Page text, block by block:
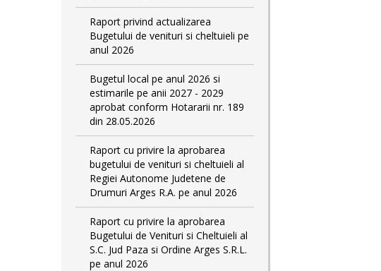
Raport privind actualizarea
Bugetului de venituri si cheltuieli pe
anul 2026
Bugetul local pe anul 2026 si
estimarile pe anii 2027 - 2029
aprobat conform Hotararii nr. 189
din 28.05.2026
Raport cu privire la aprobarea
bugetului de venituri si cheltuieli al
Regiei Autonome Judetene de
Drumuri Arges R.A. pe anul 2026
Raport cu privire la aprobarea
Bugetului de Venituri si Cheltuieli al
S.C. Jud Paza si Ordine Arges S.R.L.
pe anul 2026